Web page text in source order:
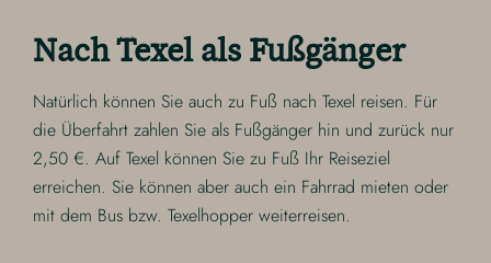
Nach Texel als Fußgänger
Natürlich können Sie auch zu Fuß nach Texel reisen. Für
die Überfahrt zahlen Sie als Fußgänger hin und zurück nur
2,50 €. Auf Texel können Sie zu Fuß Ihr Reiseziel
erreichen. Sie können aber auch ein Fahrrad mieten oder
mit dem Bus bzw. Texelhopper weiterreisen.